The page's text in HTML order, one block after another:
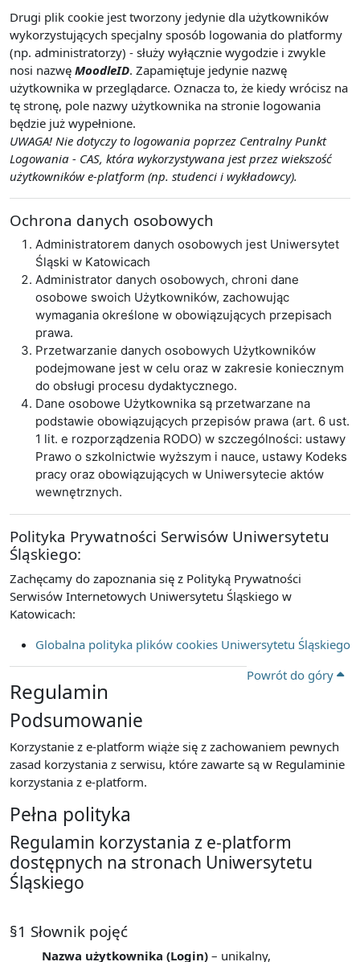
Drugi plik cookie jest tworzony jedynie dla użytkowników
wykorzystujących specjalny sposób logowania do platformy
(np. administratorzy) - służy wyłącznie wygodzie i zwykle
nosi nazwę MoodleID. Zapamiętuje jedynie nazwę
użytkownika w przeglądarce. Oznacza to, że kiedy wrócisz na
tę stronę, pole nazwy użytkownika na stronie logowania
będzie już wypełnione.
UWAGA! Nie dotyczy to logowania poprzez Centralny Punkt
Logowania - CAS, która wykorzystywana jest przez wiekszość
użytkowników e-platform (np. studenci i wykładowcy).
Ochrona danych osobowych
Administratorem danych osobowych jest Uniwersytet
Śląski w Katowicach
Administrator danych osobowych, chroni dane
osobowe swoich Użytkowników, zachowując
wymagania określone w obowiązujących przepisach
prawa.
Przetwarzanie danych osobowych Użytkowników
podejmowane jest w celu oraz w zakresie koniecznym
do obsługi procesu dydaktycznego.
Dane osobowe Użytkownika są przetwarzane na
podstawie obowiązujących przepisów prawa (art. 6 ust.
1 lit. e rozporządzenia RODO) w szczególności: ustawy
Prawo o szkolnictwie wyższym i nauce, ustawy Kodeks
pracy oraz obowiązujących w Uniwersytecie aktów
wewnętrznych.
Polityka Prywatności Serwisów Uniwersytetu
Śląskiego:
Zachęcamy do zapoznania się z Polityką Prywatności
Serwisów Internetowych Uniwersytetu Śląskiego w
Katowicach:
Globalna polityka plików cookies Uniwersytetu Śląskiego
Powrót do góry
Regulamin
Podsumowanie
Korzystanie z e-platform wiąże się z zachowaniem pewnych
zasad korzystania z serwisu, które zawarte są w Regulaminie
korzystania z e-platform.
Pełna polityka
Regulamin korzystania z e-platform
dostępnych na stronach Uniwersytetu
Śląskiego
§1 Słownik pojęć
Nazwa użytkownika (Login) – unikalny,